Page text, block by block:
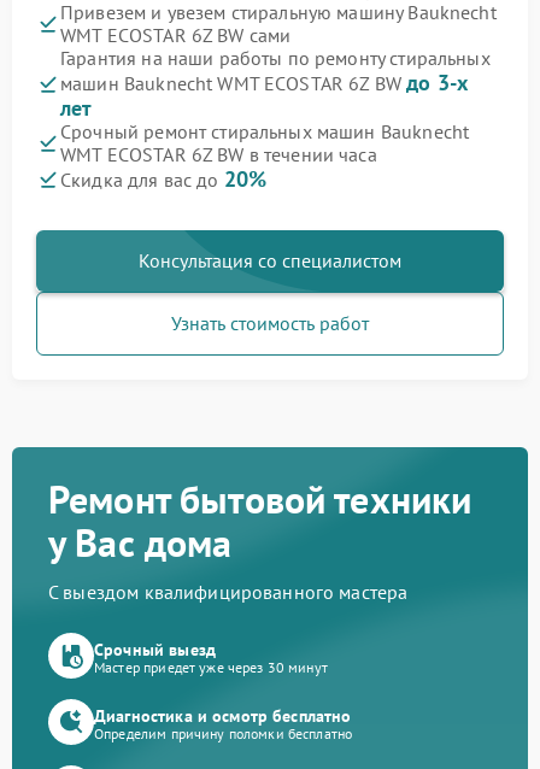
Привезем и увезем стиральную машину Bauknecht
WMT ECOSTAR 6Z BW сами
Гарантия на наши работы по ремонту стиральных
машин Bauknecht WMT ECOSTAR 6Z BWдо 3-х
лет
Срочный ремонт стиральных машин Bauknecht
WMT ECOSTAR 6Z BW в течении часа
Скидка для вас до 20%
Консультация со специалистом
Узнать стоимость работ
Ремонт бытовой техники
у Вас дома
С выездом квалифицированного мастера
Срочный выезд
Мастер приедет уже через 30 минут
Диагностика и осмотр бесплатно
Определим причину поломки бесплатно